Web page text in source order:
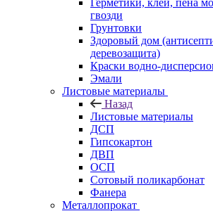
Герметики, клей, пена
гвозди
Грунтовки
Здоровый дом
деревозащита)
Краски водно-
Эмали
Листовые материалы
Назад
Листовые материалы
ДСП
Гипсокартон
ДВП
ОСП
Сотовый поликарбонат
Фанера
Металлопрокат